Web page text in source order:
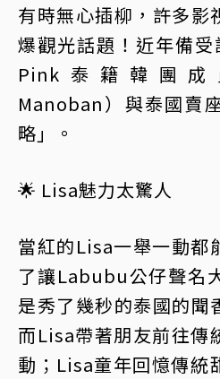
有時無心插柳，許多影
爆觀光話題！近年備
Pink泰籍韓團成
Manoban）與泰國賣
略」。
🌟 Lisa魅力太驚人
當紅的Lisa一舉一動都
了讓Labubu公仔聲名
是秀了幾秒的泰國的聞
而Lisa帶著朋友前往傳
動；Lisa童年回憶傳統